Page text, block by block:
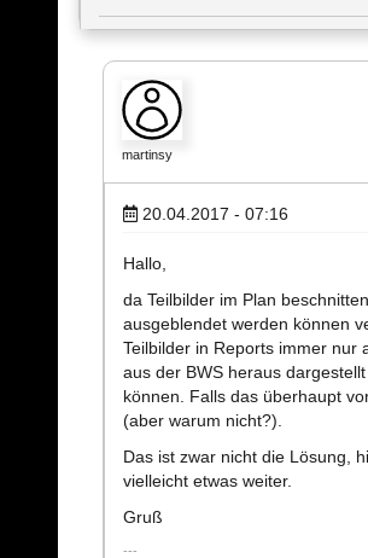
martinsy
20.04.2017 - 07:16
Hallo,
da Teilbilder im Plan
ausgeblendet werden können
Teilbilder in Reports immer nur
aus der BWS heraus
können. Falls das überhaupt
(aber warum nicht?).
Das ist zwar nicht die Lösung,
vielleicht etwas weiter.
Gruß